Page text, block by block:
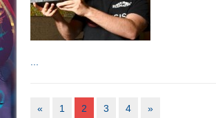
« 1 2 3 4 »